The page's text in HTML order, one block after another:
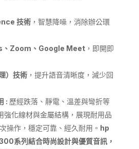
技術，智慧降噪，消除辦公環
、 Zoom 、 Google Meet，即開即
）技術，提升語音清晰度，減少回
: 歷經跌落、靜電、溫差與彎折等
強化線材與金屬結構，展現耐用品
操作，穩定可靠、經久耐用。 hp
系列結合時尚設計與優質音訊，